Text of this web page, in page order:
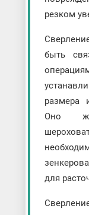
резком
быть
размера
Оно же
для